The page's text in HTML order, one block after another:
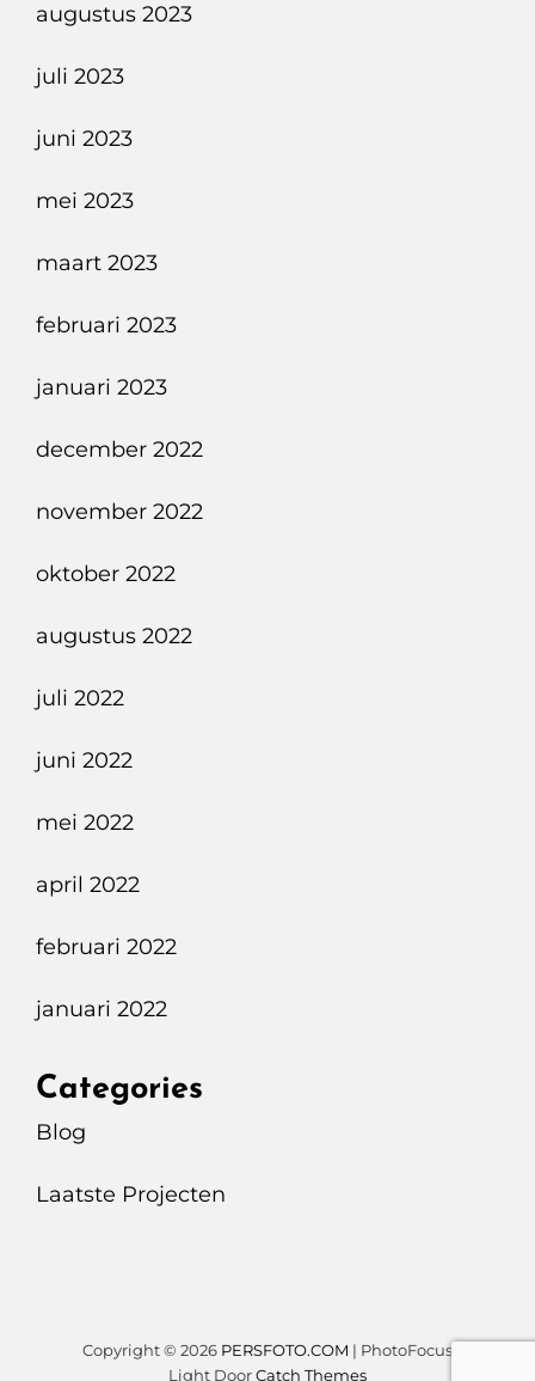
augustus 2023
juli 2023
juni 2023
mei 2023
maart 2023
februari 2023
januari 2023
december 2022
november 2022
oktober 2022
augustus 2022
juli 2022
juni 2022
mei 2022
april 2022
februari 2022
januari 2022
Categories
Blog
Laatste Projecten
Copyright © 2026 PERSFOTO.COM | PhotoFocus
Light DoorCatch Themes